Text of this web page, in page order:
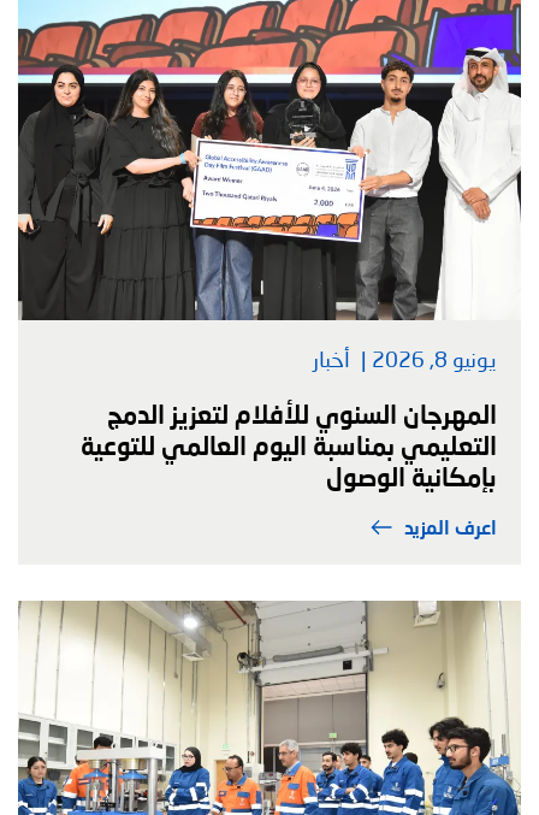
يونيو 8, 2026 أخبار
المهرجان السنوي للأفلام لتعزيز الدمج
التعليمي بمناسبة اليوم العالمي للتوعية
بإمكانية الوصول
اعرف المزيد